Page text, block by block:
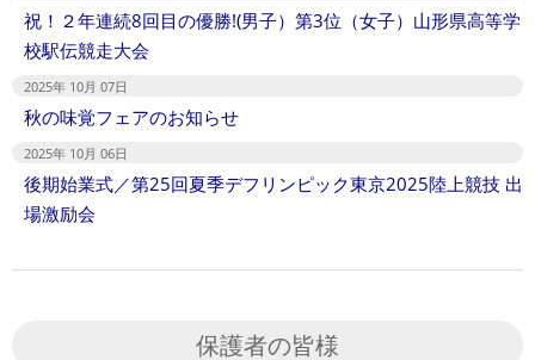
祝！２年連続8回目の優勝!(男子）第3位（女子）山形県高等学
校駅伝競走大会
2025年 10月 07日
秋の味覚フェアのお知らせ
2025年 10月 06日
後期始業式／第25回夏季デフリンピック東京2025陸上競技 出
場激励会
保護者の皆様